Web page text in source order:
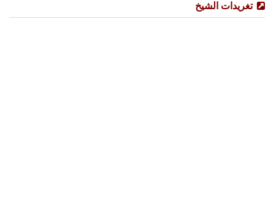
تغريدات الشيخ